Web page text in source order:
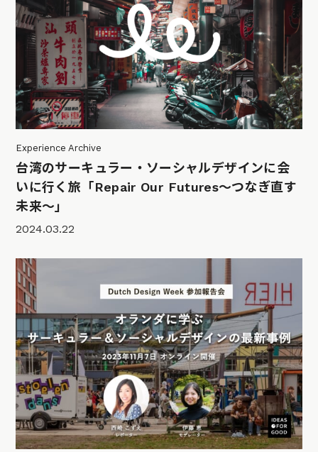
Experience Archive
台湾のサーキュラー・ソーシャルデザインに会
いに行く旅「Repair Our Futures〜つなぎ直す
未来〜」
2024.03.22